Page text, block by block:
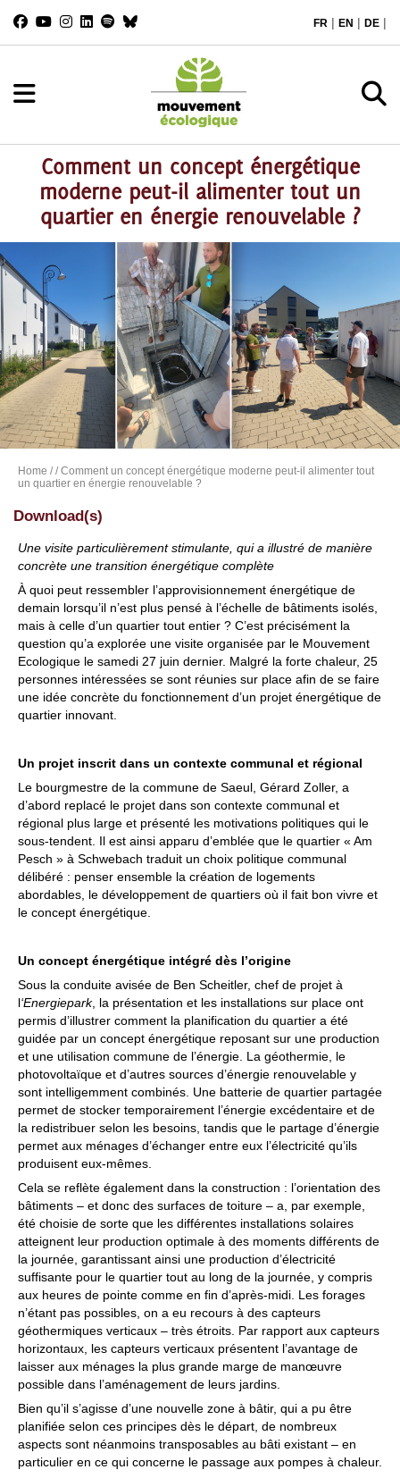
FR | EN | DE |
Comment un concept énergétique
moderne peut-il alimenter tout un
quartier en énergie renouvelable ?
Home // Comment un concept énergétique moderne peut-il alimenter tout
un quartier en énergie renouvelable ?
Download(s)
Une visite particulièrement stimulante, qui a illustré de manière
concrète une transition énergétique complète
À quoi peut ressembler l’approvisionnement énergétique de
demain lorsqu’il n’est plus pensé à l’échelle de bâtiments isolés,
mais à celle d’un quartier tout entier ? C’est précisément la
question qu’a explorée une visite organisée par le Mouvement
Ecologique le samedi 27 juin dernier. Malgré la forte chaleur, 25
personnes intéressées se sont réunies sur place afin de se faire
une idée concrète du fonctionnement d’un projet énergétique de
quartier innovant.
Un projet inscrit dans un contexte communal et régional
Le bourgmestre de la commune de Saeul, Gérard Zoller, a
d’abord replacé le projet dans son contexte communal et
régional plus large et présenté les motivations politiques qui le
sous-tendent. Il est ainsi apparu d’emblée que le quartier « Am
Pesch » à Schwebach traduit un choix politique communal
délibéré : penser ensemble la création de logements
abordables, le développement de quartiers où il fait bon vivre et
le concept énergétique.
Un concept énergétique intégré dès l’origine
Sous la conduite avisée de Ben Scheitler, chef de projet à
l‘Energiepark, la présentation et les installations sur place ont
permis d’illustrer comment la planification du quartier a été
guidée par un concept énergétique reposant sur une production
et une utilisation commune de l’énergie. La géothermie, le
photovoltaïque et d’autres sources d’énergie renouvelable y
sont intelligemment combinés. Une batterie de quartier partagée
permet de stocker temporairement l’énergie excédentaire et de
la redistribuer selon les besoins, tandis que le partage d’énergie
permet aux ménages d’échanger entre eux l’électricité qu’ils
produisent eux-mêmes.
Cela se reflète également dans la construction : l’orientation des
bâtiments – et donc des surfaces de toiture – a, par exemple,
été choisie de sorte que les différentes installations solaires
atteignent leur production optimale à des moments différents de
la journée, garantissant ainsi une production d’électricité
suffisante pour le quartier tout au long de la journée, y compris
aux heures de pointe comme en fin d’après-midi. Les forages
n’étant pas possibles, on a eu recours à des capteurs
géothermiques verticaux – très étroits. Par rapport aux capteurs
horizontaux, les capteurs verticaux présentent l’avantage de
laisser aux ménages la plus grande marge de manœuvre
possible dans l’aménagement de leurs jardins.
Bien qu’il s’agisse d’une nouvelle zone à bâtir, qui a pu être
planifiée selon ces principes dès le départ, de nombreux
aspects sont néanmoins transposables au bâti existant – en
particulier en ce qui concerne le passage aux pompes à chaleur.